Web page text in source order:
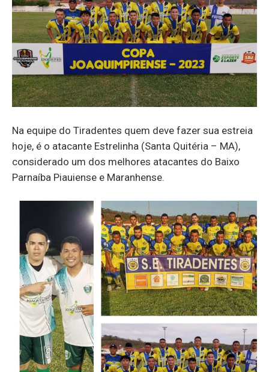
Na equipe do Tiradentes quem deve fazer sua estreia
hoje, é o atacante Estrelinha (Santa Quitéria – MA),
considerado um dos melhores atacantes do Baixo
Parnaíba Piauiense e Maranhense.